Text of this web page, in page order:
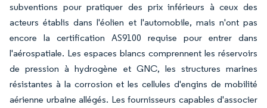
subventions pour pratiquer des prix inférieurs à ceux des
acteurs établis dans l'éolien et l'automobile, mais n'ont pas
encore la certification AS9100 requise pour entrer dans
l'aérospatiale. Les espaces blancs comprennent les réservoirs
de pression à hydrogène et GNC, les structures marines
résistantes à la corrosion et les cellules d'engins de mobilité
aérienne urbaine allégés. Les fournisseurs capables d'associer